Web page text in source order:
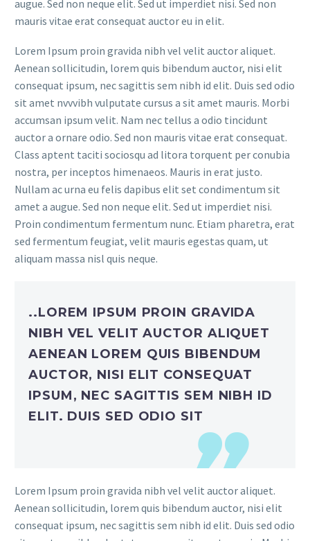
augue. Sed non neque elit. Sed ut imperdiet nisi. Sed non
mauris vitae erat consequat auctor eu in elit.
Lorem Ipsum proin gravida nibh vel velit auctor aliquet.
Aenean sollicitudin, lorem quis bibendum auctor, nisi elit
consequat ipsum, nec sagittis sem nibh id elit. Duis sed odio
sit amet nvvvibh vulputate cursus a sit amet mauris. Morbi
accumsan ipsum velit. Nam nec tellus a odio tincidunt
auctor a ornare odio. Sed non mauris vitae erat consequat.
Class aptent taciti sociosqu ad litora torquent per conubia
nostra, per inceptos himenaeos. Mauris in erat justo.
Nullam ac urna eu felis dapibus elit set condimentum sit
amet a augue. Sed non neque elit. Sed ut imperdiet nisi.
Proin condimentum fermentum nunc. Etiam pharetra, erat
sed fermentum feugiat, velit mauris egestas quam, ut
aliquam massa nisl quis neque.
..LOREM IPSUM PROIN GRAVIDA
NIBH VEL VELIT AUCTOR ALIQUET
AENEAN LOREM QUIS BIBENDUM
AUCTOR, NISI ELIT CONSEQUAT
IPSUM, NEC SAGITTIS SEM NIBH ID
ELIT. DUIS SED ODIO SIT
Lorem Ipsum proin gravida nibh vel velit auctor aliquet.
Aenean sollicitudin, lorem quis bibendum auctor, nisi elit
consequat ipsum, nec sagittis sem nibh id elit. Duis sed odio